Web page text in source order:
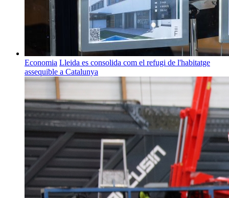
Economia Lleida es consolida com el refugi de l'habitatge
assequible a Catalunya